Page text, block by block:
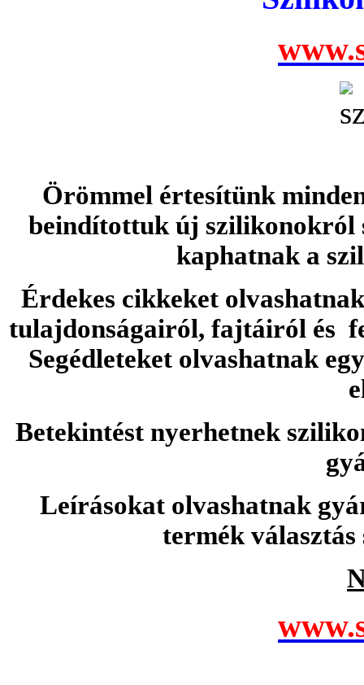
Örömmel értesítünk
beindítottuk új szilikonokról
kaphatnak a
Érdekes cikkeket
tulajdonságairól, fajtáiról és
Segédleteket olvashatnak
Betekintést nyerhetnek
Leírásokat olvashatnak
termék